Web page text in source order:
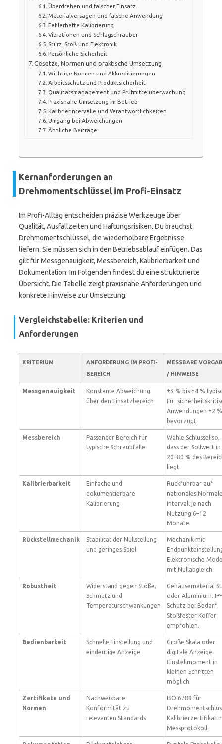
Überdrehen und falscher Einsatz
Materialversagen und falsche Anwendung
Fehlerhafte Kalibrierung
Vibrationen und Schlagschrauber
Sturz, Stoß und Elektronik
Persönliche Sicherheit
Gesetze, Normen und praktische Umsetzung
Wichtige Normen und Akkreditierungen
Arbeitsschutz und Produktsicherheit
Qualitätsmanagement und Prüfmittelüberwachung
Praxisnahe Umsetzung im Betrieb
Kalibrierintervalle und Verantwortlichkeiten
Umgang bei Abweichungen
Ähnliche Beiträge:
Kernanforderungen an
Drehmomentschlüssel im Profi-Einsatz
Im Profi-Alltag entscheiden präzise Werkzeuge über
Qualität, Ausfallzeiten und Haftungsrisiken. Du brauchst
Drehmomentschlüssel, die wiederholbare Ergebnisse
liefern. Sie müssen sich in den Betriebsablauf einfügen. Das
gilt für Messgenauigkeit, Messbereich, Kalibrierbarkeit und
Dokumentation. Im Folgenden findest du eine strukturierte
Übersicht. Die Tabelle zeigt praxisnahe Anforderungen und
konkrete Hinweise zur Umsetzung.
Vergleichstabelle: Kriterien und
Anforderungen
KRITERIUM
ANFORDERUNG IM PROFI-
BEREICH
MESSBARE
/ HINWEISE
Messgenauigkeit
Konstante Abweichung
über den Einsatzbereich
±3 % bis ±4 %
Für
Anwendungen ±2 %
bevorzugt.
Messbereich
Passender Bereich für
typische Schraubfälle
Wähle Schlüssel so,
dass der Sollwert in
20–80 % des
liegt.
Kalibrierbarkeit
Einfache und
dokumentierbare
Kalibrierung
Rückführbar auf
nationales
Intervall je nach
Nutzung 6–12
Monate.
Rückstellmechanik
Stabilität der Nullstellung
und geringes Spiel
Mechanik mit
Elektronische
mit Nullabgleich.
Robustheit
Widerstand gegen Stöße,
Schmutz und
Temperaturschwankungen
Gehäusematerial
oder Aluminium. IP-
Schutz bei Bedarf.
Stoßfester Koffer
empfohlen.
Bedienbarkeit
Schnelle Einstellung und
eindeutige Anzeige
Große Skala oder
digitale Anzeige.
Einstellmoment in
kleinen Schritten
möglich.
Zertifikate und
Normen
Nachweisbare
Konformität zu
relevanten Standards
ISO 6789 für
Kalibrierzertifikat
Messprotokoll.